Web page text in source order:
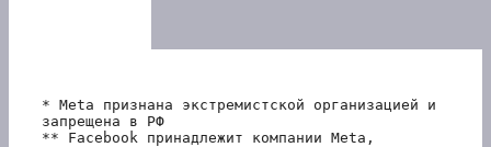
* Meta признана экстремистской организацией и
запрещена в РФ
** Facebook принадлежит компании Meta,